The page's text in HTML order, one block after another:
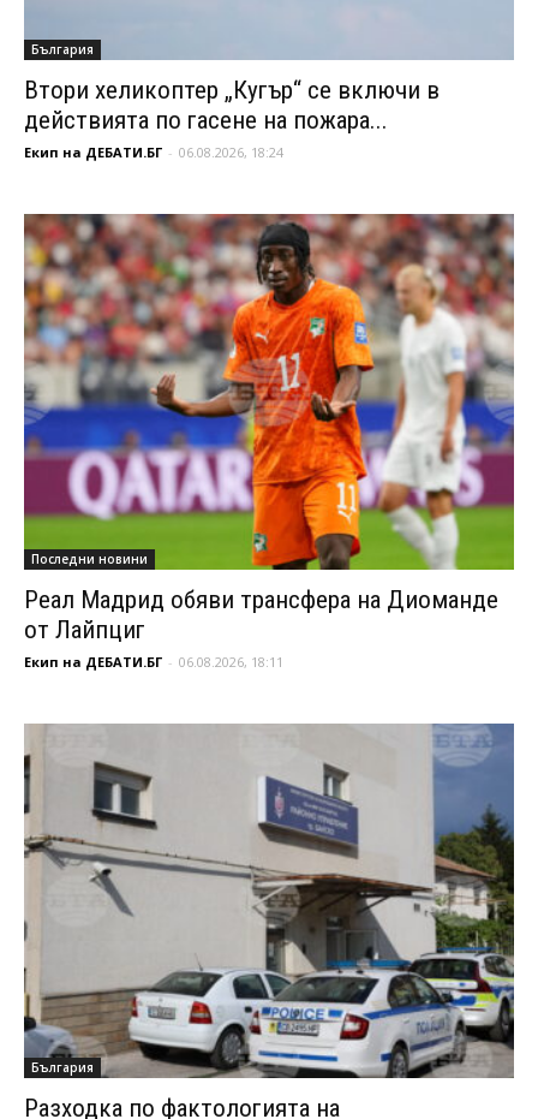
България
Втори хеликоптер „Кугър“ се включи в
действията по гасене на пожара...
Екип на ДЕБАТИ.БГ - 06.08.2026, 18:24
Последни новини
Реал Мадрид обяви трансфера на Диоманде
от Лайпциг
Екип на ДЕБАТИ.БГ - 06.08.2026, 18:11
България
Разходка по фактологията на